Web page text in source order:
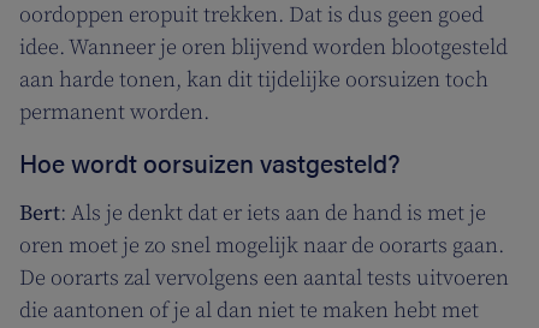
oordoppen eropuit trekken. Dat is dus geen goed
idee. Wanneer je oren blijvend worden blootgesteld
aan harde tonen, kan dit tijdelijke oorsuizen toch
permanent worden.
Hoe wordt oorsuizen vastgesteld?
Bert: Als je denkt dat er iets aan de hand is met je
oren moet je zo snel mogelijk naar de oorarts gaan.
De oorarts zal vervolgens een aantal tests uitvoeren
die aantonen of je al dan niet te maken hebt met